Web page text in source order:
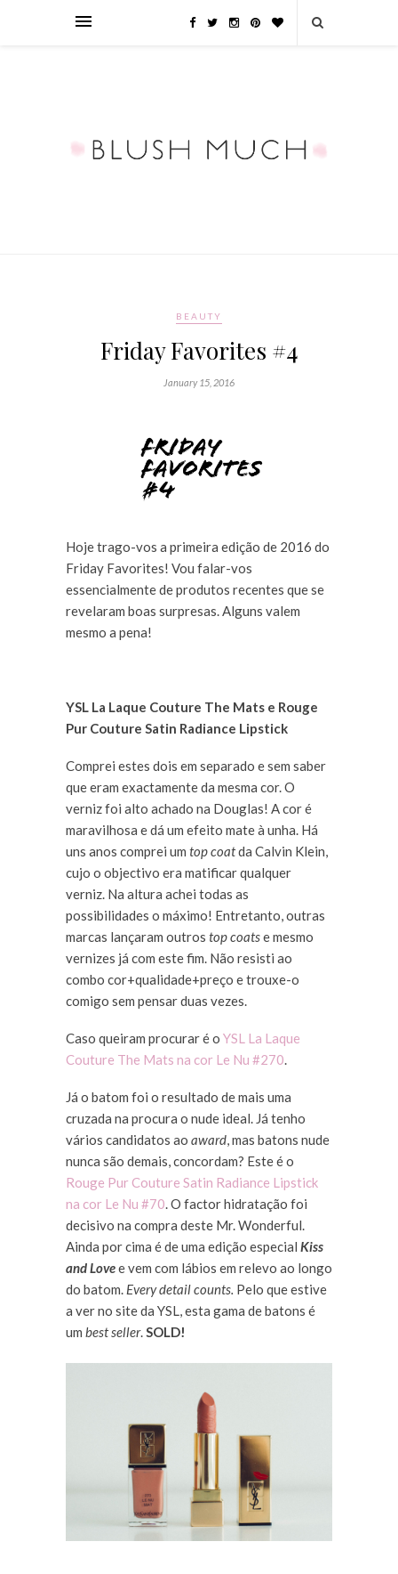
BEAUTY
Friday Favorites #4
January 15, 2016
Hoje trago-vos a primeira edição de 2016 do
Friday Favorites! Vou falar-vos
essencialmente de produtos recentes que se
revelaram boas surpresas. Alguns valem
mesmo a pena!
YSL La Laque Couture The Mats e Rouge
Pur Couture Satin Radiance Lipstick
Comprei estes dois em separado e sem saber
que eram exactamente da mesma cor. O
verniz foi alto achado na Douglas! A cor é
maravilhosa e dá um efeito mate à unha. Há
uns anos comprei um top coatda Calvin Klein,
cujo o objectivo era matificar qualquer
verniz. Na altura achei todas as
possibilidades o máximo! Entretanto, outras
marcas lançaram outros top coatse mesmo
vernizes já com este fim. Não resisti ao
combo cor+qualidade+preço e trouxe-o
comigo sem pensar duas vezes.
Caso queiram procurar é o YSL La Laque
Couture The Mats na cor Le Nu #270.
Já o batom foi o resultado de mais uma
cruzada na procura o nude ideal. Já tenho
vários candidatos ao award, mas batons nude
nunca são demais, concordam? Este é o
Rouge Pur Couture Satin Radiance Lipstick
na cor Le Nu #70. O factor hidratação foi
decisivo na compra deste Mr. Wonderful.
Ainda por cima é de uma edição especial Kiss
and Lovee vem com lábios em relevo ao longo
do batom. Every detail counts. Pelo que estive
a ver no site da YSL, esta gama de batons é
um best seller.SOLD!